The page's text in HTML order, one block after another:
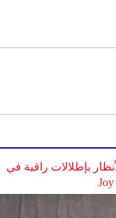
بإطلالات راقية في